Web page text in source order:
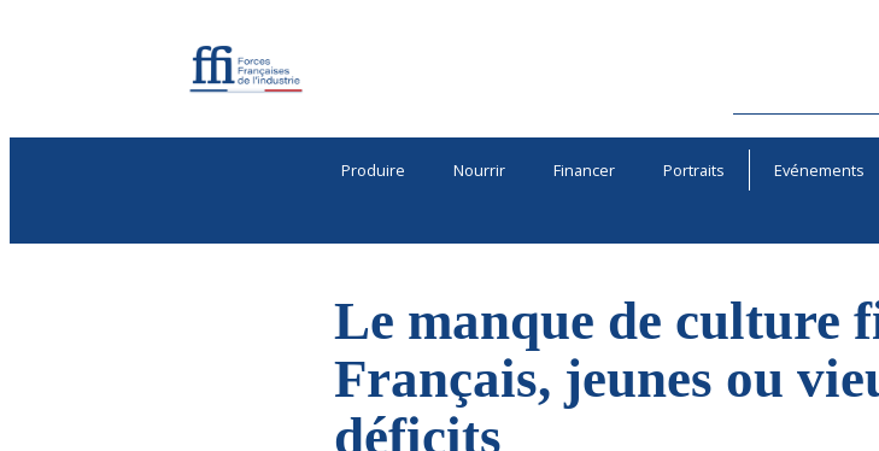
Produire Nourrir Financer Portraits Evénements
Le manque de culture
Français, jeunes ou
déficits